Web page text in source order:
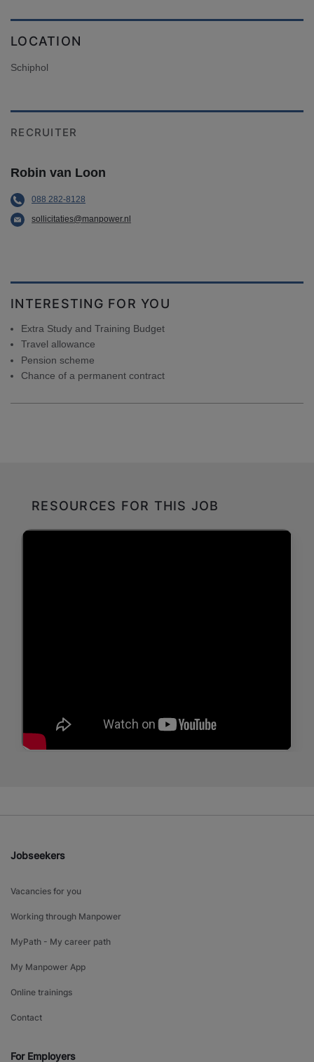
LOCATION
Schiphol
RECRUITER
Robin van Loon
088 282-8128
sollicitaties@manpower.nl
INTERESTING FOR YOU
Extra Study and Training Budget
Travel allowance
Pension scheme
Chance of a permanent contract
RESOURCES FOR THIS JOB
Jobseekers
Vacancies for you
Working through Manpower
MyPath - My career path
My Manpower App
Online trainings
Contact
For Employers